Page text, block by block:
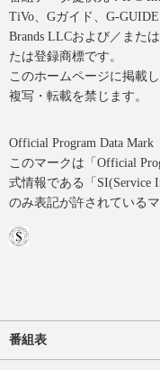
TiVo、Gガイド、G-
Brands LLCおよび／また
たは登録商標です。
このホームページに掲載
複写・転載を禁じます。
Official Program Data Mark
このマークは「Official
式情報である「SI(Service
のみ表記が許されているマ
番組表